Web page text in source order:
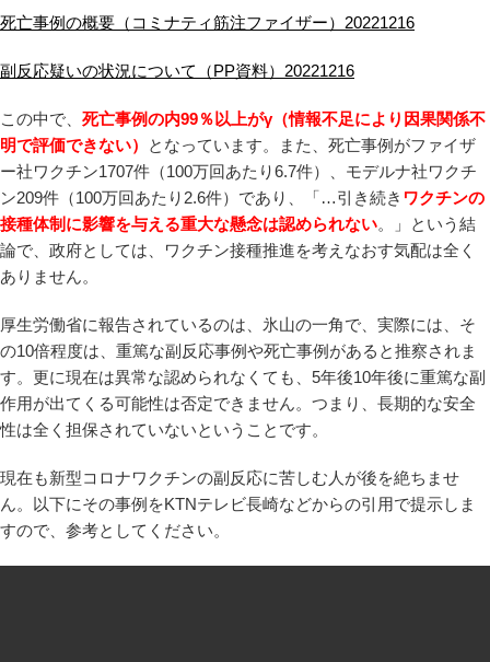
死亡事例の概要（コミナティ筋注ファイザー）20221216
副反応疑いの状況について（PP資料）20221216
この中で、 死亡事例の内99％以上がγ（情報不足により因果関係不
明で評価できない）
となっています。また、死亡事例がファイザ
ー社ワクチン1707件（100万回あたり6.7件）、モデルナ社ワクチ
ン209件（100万回あたり2.6件）であり、「…引き続き ワクチンの
接種体制に影響を与える重大な懸念は認められない。」という結
論で、政府としては、ワクチン接種推進を考えなおす気配は全く
ありません。
厚生労働省に報告されているのは、氷山の一角で、実際には、そ
の10倍程度は、重篤な副反応事例や死亡事例があると推察されま
す。更に現在は異常な認められなくても、5年後10年後に重篤な副
作用が出てくる可能性は否定できません。つまり、長期的な安全
性は全く担保されていないということです。
現在も新型コロナワクチンの副反応に苦しむ人が後を絶ちませ
ん。以下にその事例をKTNテレビ長崎などからの引用で提示しま
すので、参考としてください。